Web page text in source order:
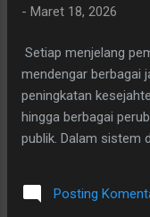
masyarakat
perhatian utama. Hal
dukungan
memahami dan
Kekuasaan Diperoleh
- Maret 18, 2026
Setiap menjelang
mendengar berbagai
peningkatan
hingga berbagai
publik. Dalam sistem
penting dari
masyarakat. Melalui
Posting